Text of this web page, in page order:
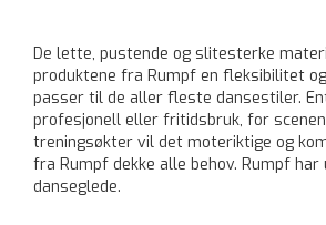
De lette, pustende og slitesterke
produktene fra Rumpf en fleksibilitet
passer til de aller fleste dansestiler.
profesjonell eller fritidsbruk, for
treningsøkter vil det moteriktige og
fra Rumpf dekke alle behov. Rumpf
danseglede.